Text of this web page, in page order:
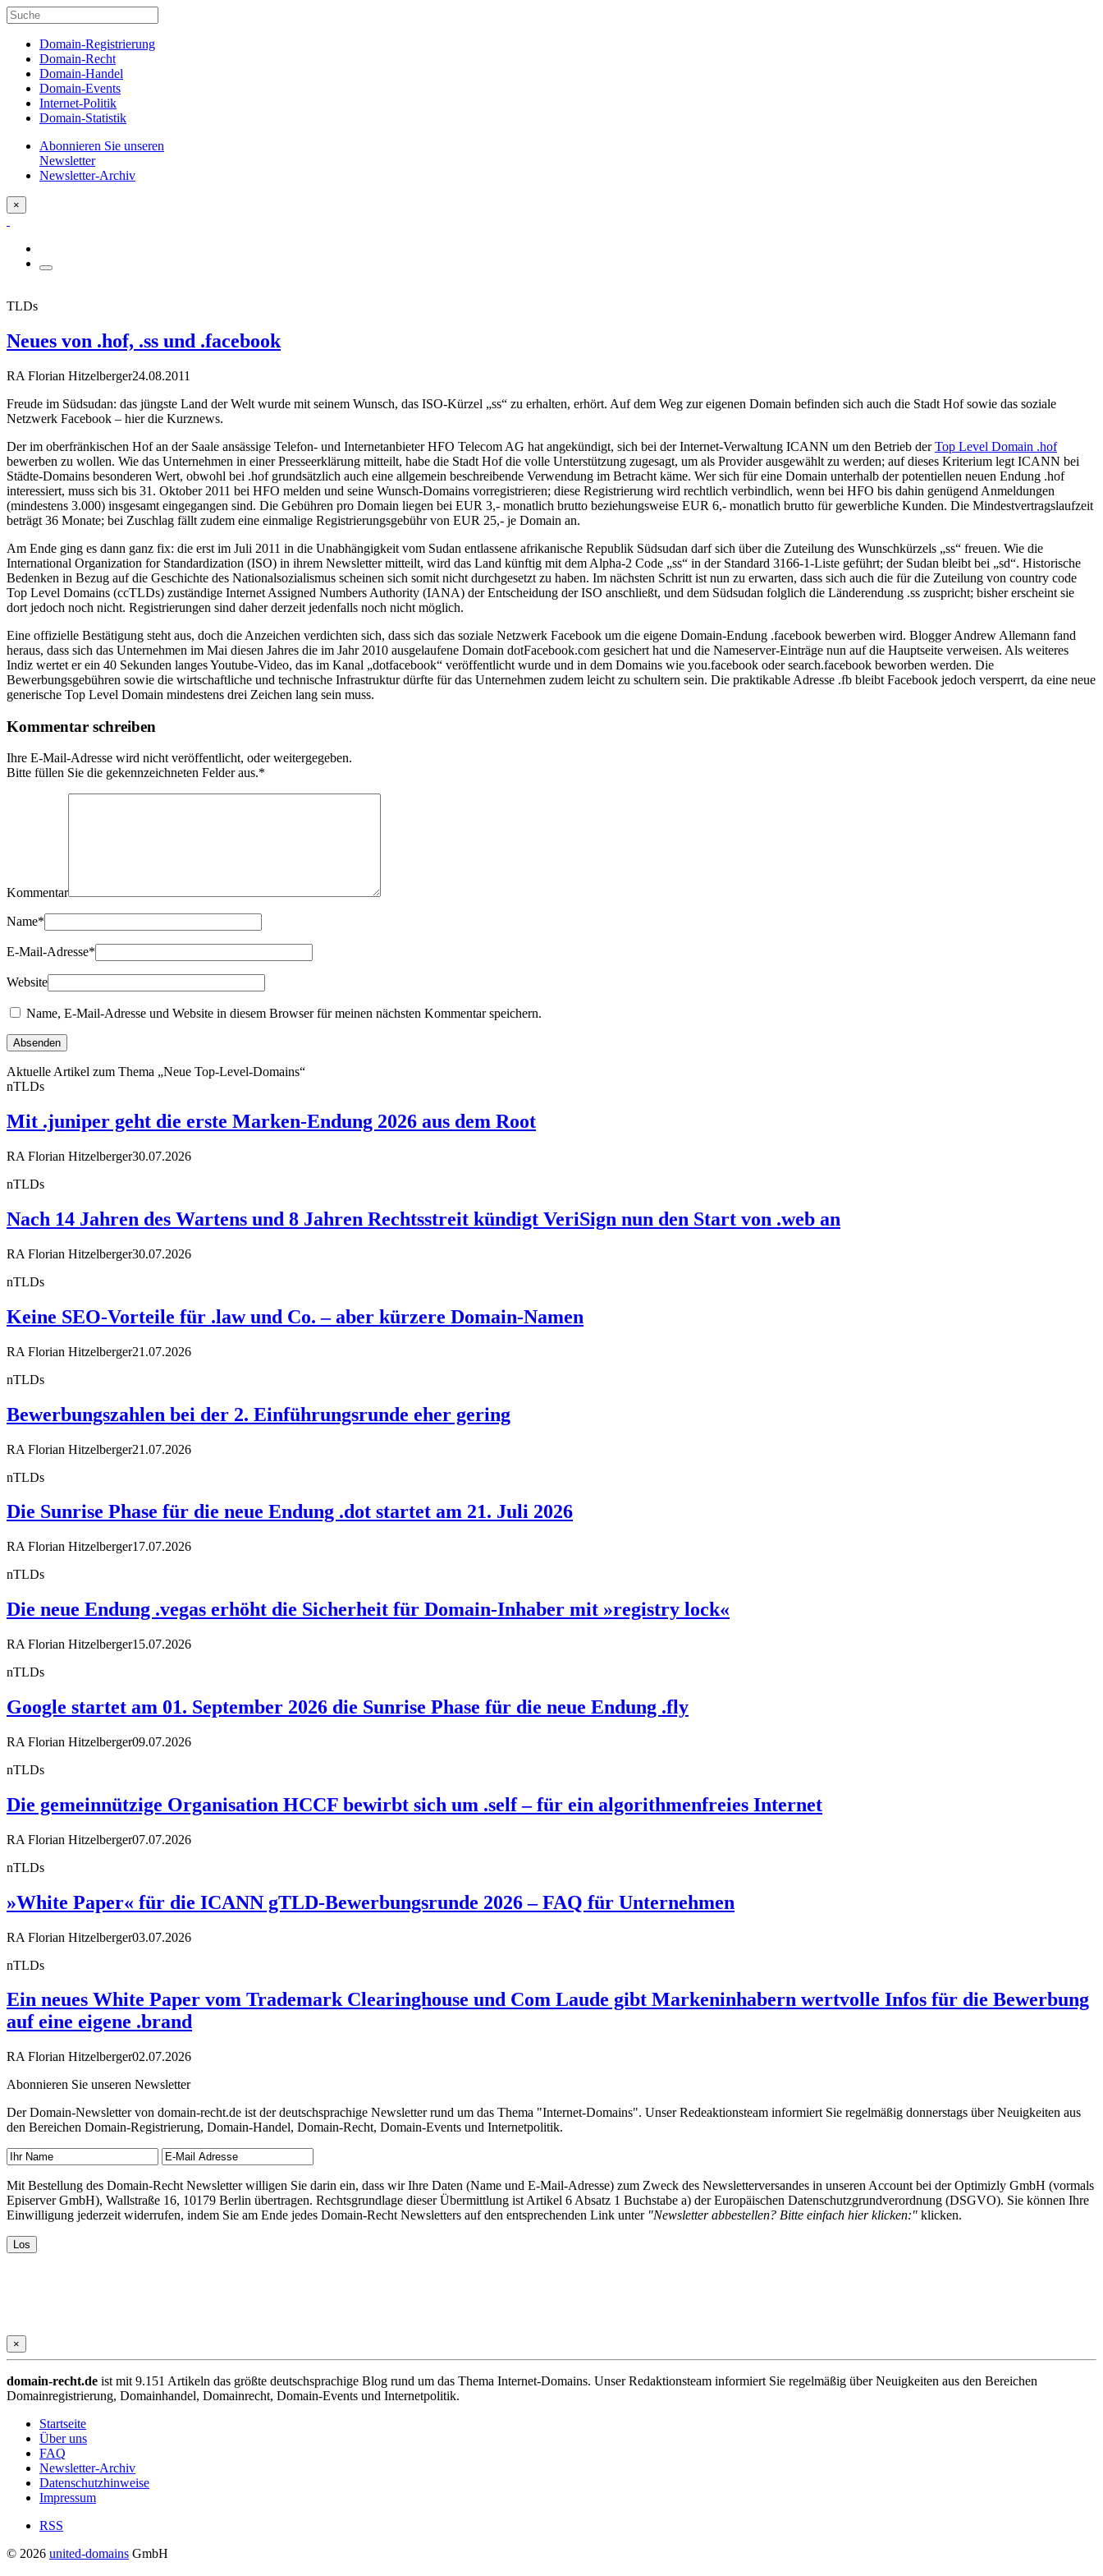
Domain-Registrierung
Domain-Recht
Domain-Handel
Domain-Events
Internet-Politik
Domain-Statistik
Abonnieren Sie unseren
Newsletter
Newsletter-Archiv
×
TLDs
Neues von .hof, .ss und .facebook
RA Florian Hitzelberger24.08.2011
Freude im Südsudan: das jüngste Land der Welt wurde mit seinem Wunsch, das ISO-Kürzel „ss“ zu erhalten, erhört. Auf dem Weg zur eigenen Domain befinden sich auch die Stadt Hof sowie das soziale
Netzwerk Facebook – hier die Kurznews.
Der im oberfränkischen Hof an der Saale ansässige Telefon- und Internetanbieter HFO Telecom AG hat angekündigt, sich bei der Internet-Verwaltung ICANN um den Betrieb derTop Level Domain .hof
bewerben zu wollen. Wie das Unternehmen in einer Presseerklärung mitteilt, habe die Stadt Hof die volle Unterstützung zugesagt, um als Provider ausgewählt zu werden; auf dieses Kriterium legt ICANN bei
Städte-Domains besonderen Wert, obwohl bei .hof grundsätzlich auch eine allgemein beschreibende Verwendung im Betracht käme. Wer sich für eine Domain unterhalb der potentiellen neuen Endung .hof
interessiert, muss sich bis 31. Oktober 2011 bei HFO melden und seine Wunsch-Domains vorregistrieren; diese Registrierung wird rechtlich verbindlich, wenn bei HFO bis dahin genügend Anmeldungen
(mindestens 3.000) insgesamt eingegangen sind. Die Gebühren pro Domain liegen bei EUR 3,- monatlich brutto beziehungsweise EUR 6,- monatlich brutto für gewerbliche Kunden. Die Mindestvertragslaufzeit
beträgt 36 Monate; bei Zuschlag fällt zudem eine einmalige Registrierungsgebühr von EUR 25,- je Domain an.
Am Ende ging es dann ganz fix: die erst im Juli 2011 in die Unabhängigkeit vom Sudan entlassene afrikanische Republik Südsudan darf sich über die Zuteilung des Wunschkürzels „ss“ freuen. Wie die
International Organization for Standardization (ISO) in ihrem Newsletter mitteilt, wird das Land künftig mit dem Alpha-2 Code „ss“ in der Standard 3166-1-Liste geführt; der Sudan bleibt bei „sd“. Historische
Bedenken in Bezug auf die Geschichte des Nationalsozialismus scheinen sich somit nicht durchgesetzt zu haben. Im nächsten Schritt ist nun zu erwarten, dass sich auch die für die Zuteilung von country code
Top Level Domains (ccTLDs) zuständige Internet Assigned Numbers Authority (IANA) der Entscheidung der ISO anschließt, und dem Südsudan folglich die Länderendung .ss zuspricht; bisher erscheint sie
dort jedoch noch nicht. Registrierungen sind daher derzeit jedenfalls noch nicht möglich.
Eine offizielle Bestätigung steht aus, doch die Anzeichen verdichten sich, dass sich das soziale Netzwerk Facebook um die eigene Domain-Endung .facebook bewerben wird. Blogger Andrew Allemann fand
heraus, dass sich das Unternehmen im Mai diesen Jahres die im Jahr 2010 ausgelaufene Domain dotFacebook.com gesichert hat und die Nameserver-Einträge nun auf die Hauptseite verweisen. Als weiteres
Indiz wertet er ein 40 Sekunden langes Youtube-Video, das im Kanal „dotfacebook“ veröffentlicht wurde und in dem Domains wie you.facebook oder search.facebook beworben werden. Die
Bewerbungsgebühren sowie die wirtschaftliche und technische Infrastruktur dürfte für das Unternehmen zudem leicht zu schultern sein. Die praktikable Adresse .fb bleibt Facebook jedoch versperrt, da eine neue
generische Top Level Domain mindestens drei Zeichen lang sein muss.
Kommentar schreiben
Ihre E-Mail-Adresse wird nicht veröffentlicht, oder weitergegeben.
Bitte füllen Sie die gekennzeichneten Felder aus.*
Kommentar
Name*
E-Mail-Adresse*
Website
Name, E-Mail-Adresse und Website in diesem Browser für meinen nächsten Kommentar speichern.
Aktuelle Artikel zum Thema „Neue Top-Level-Domains“
nTLDs
Mit .juniper geht die erste Marken-Endung 2026 aus dem Root
RA Florian Hitzelberger30.07.2026
nTLDs
Nach 14 Jahren des Wartens und 8 Jahren Rechtsstreit kündigt VeriSign nun den Start von .web an
RA Florian Hitzelberger30.07.2026
nTLDs
Keine SEO-Vorteile für .law und Co. – aber kürzere Domain-Namen
RA Florian Hitzelberger21.07.2026
nTLDs
Bewerbungszahlen bei der 2. Einführungsrunde eher gering
RA Florian Hitzelberger21.07.2026
nTLDs
Die Sunrise Phase für die neue Endung .dot startet am 21. Juli 2026
RA Florian Hitzelberger17.07.2026
nTLDs
Die neue Endung .vegas erhöht die Sicherheit für Domain-Inhaber mit »registry lock«
RA Florian Hitzelberger15.07.2026
nTLDs
Google startet am 01. September 2026 die Sunrise Phase für die neue Endung .fly
RA Florian Hitzelberger09.07.2026
nTLDs
Die gemeinnützige Organisation HCCF bewirbt sich um .self – für ein algorithmenfreies Internet
RA Florian Hitzelberger07.07.2026
nTLDs
»White Paper« für die ICANN gTLD-Bewerbungsrunde 2026 – FAQ für Unternehmen
RA Florian Hitzelberger03.07.2026
nTLDs
Ein neues White Paper vom Trademark Clearinghouse und Com Laude gibt Markeninhabern wertvolle Infos für die Bewerbung
auf eine eigene .brand
RA Florian Hitzelberger02.07.2026
Abonnieren Sie unseren Newsletter
Der Domain-Newsletter von domain-recht.de ist der deutschsprachige Newsletter rund um das Thema "Internet-Domains". Unser Redeaktionsteam informiert Sie regelmäßig donnerstags über Neuigkeiten aus
den Bereichen Domain-Registrierung, Domain-Handel, Domain-Recht, Domain-Events und Internetpolitik.
Mit Bestellung des Domain-Recht Newsletter willigen Sie darin ein, dass wir Ihre Daten (Name und E-Mail-Adresse) zum Zweck des Newsletterversandes in unseren Account bei der Optimizly GmbH (vormals
Episerver GmbH), Wallstraße 16, 10179 Berlin übertragen. Rechtsgrundlage dieser Übermittlung ist Artikel 6 Absatz 1 Buchstabe a) der Europäischen Datenschutzgrundverordnung (DSGVO). Sie können Ihre
Einwilligung jederzeit widerrufen, indem Sie am Ende jedes Domain-Recht Newsletters auf den entsprechenden Link unter "Newsletter abbestellen? Bitte einfach hier klicken:" klicken.
×
domain-recht.de ist mit 9.151 Artikeln das größte deutschsprachige Blog rund um das Thema Internet-Domains. Unser Redaktionsteam informiert Sie regelmäßig über Neuigkeiten aus den Bereichen
Domainregistrierung, Domainhandel, Domainrecht, Domain-Events und Internetpolitik.
Startseite
Über uns
FAQ
Newsletter-Archiv
Datenschutzhinweise
Impressum
RSS
© 2026 united-domains GmbH